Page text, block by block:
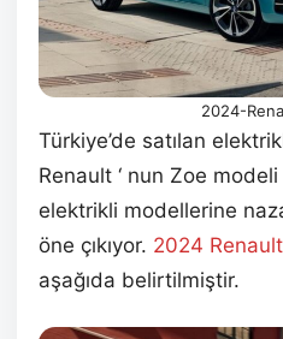
2024-
Türkiye’de satılan
Renault ‘ nun Zoe
elektrikli modellerine
öne çıkıyor. 2024
aşağıda belirtilmiştir.